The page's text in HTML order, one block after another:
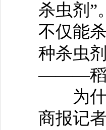
杀虫剂”
不仅能
种杀虫
———稻
为什
商报记